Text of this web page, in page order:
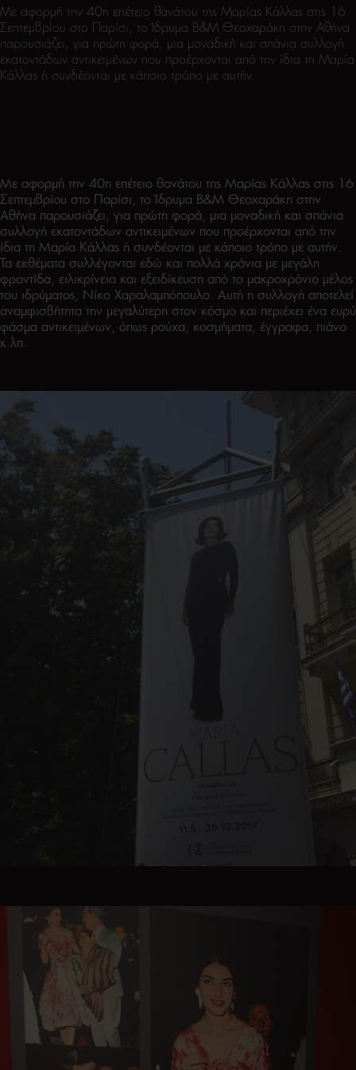
Με αφορμή την 40η επέτειο θανάτου της Μαρίας Κάλλας στις 16
Σεπτεμβρίου στο Παρίσι, το Ίδρυμα Β&Μ Θεοχαράκη στην Αθήνα
παρουσιάζει, για πρώτη φορά, μια μοναδική και σπάνια συλλογή
εκατοντάδων αντικειμένων που προέρχονται από την ίδια τη Μαρία
Κάλλας ή συνδέονται με κάποιο τρόπο με αυτήν.
Με αφορμή την 40η επέτειο θανάτου της Μαρίας Κάλλας στις 16
Σεπτεμβρίου στο Παρίσι, το Ίδρυμα Β&Μ Θεοχαράκη στην
Αθήνα παρουσιάζει, για πρώτη φορά, μια μοναδική και σπάνια
συλλογή εκατοντάδων αντικειμένων που προέρχονται από την
ίδια τη Μαρία Κάλλας ή συνδέονται με κάποιο τρόπο με αυτήν.
Τα εκθέματα συλλέγονται εδώ και πολλά χρόνια με μεγάλη
φροντίδα, ειλικρίνεια και εξειδίκευση από το μακροχρόνιο μέλος
του ιδρύματος, Νίκο Χαραλαμπόπουλο. Αυτή η συλλογή αποτελεί
αναμφισβήτητα την μεγαλύτερη στον κόσμο και περιέχει ένα ευρύ
φάσμα αντικειμένων, όπως ρούχα, κοσμήματα, έγγραφα, πιάνο
κ.λπ.